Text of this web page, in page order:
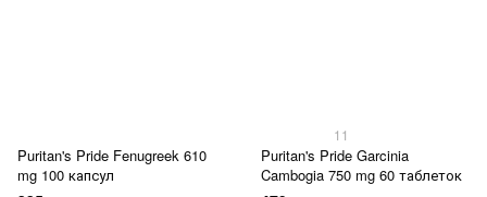
Puritan's Pride Fenugreek 610
mg 100 капсул
11
Puritan's Pride Garcinia
Cambogia 750 mg 60 таблеток